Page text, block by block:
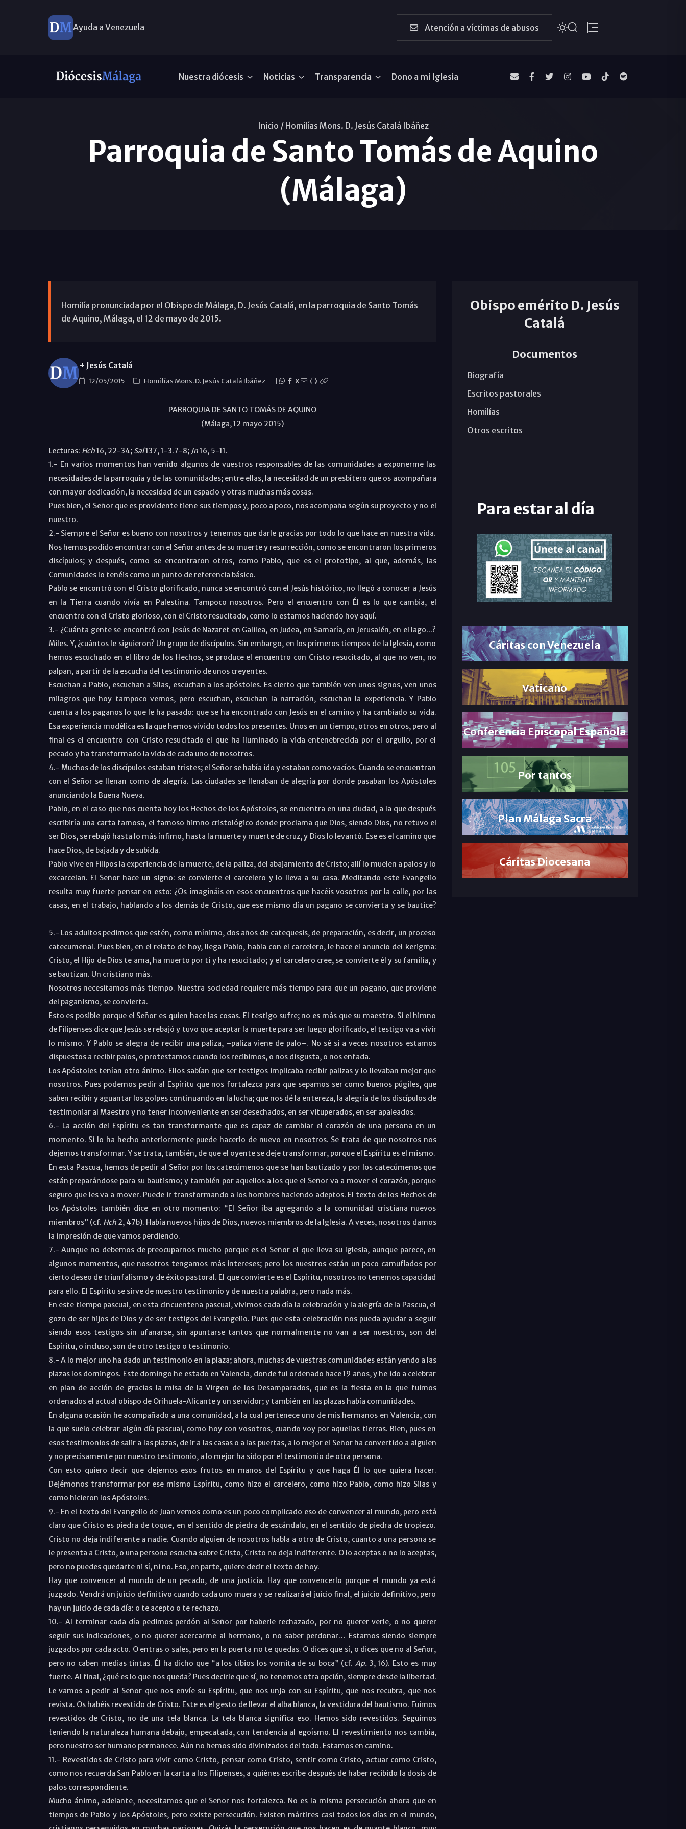
Ayuda a Venezuela Atención a víctimas de abusos
Nuestra diócesis Noticias Transparencia Dono a mi Iglesia
Inicio / Homilías Mons. D. Jesús Catalá Ibáñez
Parroquia de Santo Tomás de Aquino
(Málaga)
Homilía pronunciada por el Obispo de Málaga, D. Jesús Catalá, en la parroquia de Santo Tomás
de Aquino, Málaga, el 12 de mayo de 2015.
+ Jesús Catalá
12/05/2015 Homilías Mons. D. Jesús Catalá Ibáñez X
PARROQUIA DE SANTO TOMÁS DE AQUINO
(Málaga, 12 mayo 2015)
Lecturas: Hch16, 22-34; Sal137, 1-3.7-8; Jn16, 5-11.
1.- En varios momentos han venido algunos de vuestros responsables de las comunidades a exponerme las
necesidades de la parroquia y de las comunidades; entre ellas, la necesidad de un presbítero que os acompañara
con mayor dedicación, la necesidad de un espacio y otras muchas más cosas.
Pues bien, el Señor que es providente tiene sus tiempos y, poco a poco, nos acompaña según su proyecto y no el
nuestro.
2.- Siempre el Señor es bueno con nosotros y tenemos que darle gracias por todo lo que hace en nuestra vida.
Nos hemos podido encontrar con el Señor antes de su muerte y resurrección, como se encontraron los primeros
discípulos; y después, como se encontraron otros, como Pablo, que es el prototipo, al que, además, las
Comunidades lo tenéis como un punto de referencia básico.
Pablo se encontró con el Cristo glorificado, nunca se encontró con el Jesús histórico, no llegó a conocer a Jesús
en la Tierra cuando vivía en Palestina. Tampoco nosotros. Pero el encuentro con Él es lo que cambia, el
encuentro con el Cristo glorioso, con el Cristo resucitado, como lo estamos haciendo hoy aquí.
3.- ¿Cuánta gente se encontró con Jesús de Nazaret en Galilea, en Judea, en Samaría, en Jerusalén, en el lago...?
Miles. Y, ¿cuántos le siguieron? Un grupo de discípulos. Sin embargo, en los primeros tiempos de la Iglesia, como
hemos escuchado en el libro de los Hechos, se produce el encuentro con Cristo resucitado, al que no ven, no
palpan, a partir de la escucha del testimonio de unos creyentes.
Escuchan a Pablo, escuchan a Silas, escuchan a los apóstoles. Es cierto que también ven unos signos, ven unos
milagros que hoy tampoco vemos, pero escuchan, escuchan la narración, escuchan la experiencia. Y Pablo
cuenta a los paganos lo que le ha pasado: que se ha encontrado con Jesús en el camino y ha cambiado su vida.
Esa experiencia modélica es la que hemos vivido todos los presentes. Unos en un tiempo, otros en otros, pero al
final es el encuentro con Cristo resucitado el que ha iluminado la vida entenebrecida por el orgullo, por el
pecado y ha transformado la vida de cada uno de nosotros.
4.- Muchos de los discípulos estaban tristes; el Señor se había ido y estaban como vacíos. Cuando se encuentran
con el Señor se llenan como de alegría. Las ciudades se llenaban de alegría por donde pasaban los Apóstoles
anunciando la Buena Nueva.
Pablo, en el caso que nos cuenta hoy los Hechos de los Apóstoles, se encuentra en una ciudad, a la que después
escribiría una carta famosa, el famoso himno cristológico donde proclama que Dios, siendo Dios, no retuvo el
ser Dios, se rebajó hasta lo más ínfimo, hasta la muerte y muerte de cruz, y Dios lo levantó. Ese es el camino que
hace Dios, de bajada y de subida.
Pablo vive en Filipos la experiencia de la muerte, de la paliza, del abajamiento de Cristo; allí lo muelen a palos y lo
excarcelan. El Señor hace un signo: se convierte el carcelero y lo lleva a su casa. Meditando este Evangelio
resulta muy fuerte pensar en esto: ¿Os imagináis en esos encuentros que hacéis vosotros por la calle, por las
casas, en el trabajo, hablando a los demás de Cristo, que ese mismo día un pagano se convierta y se bautice?
5.- Los adultos pedimos que estén, como mínimo, dos años de catequesis, de preparación, es decir, un proceso
catecumenal. Pues bien, en el relato de hoy, llega Pablo, habla con el carcelero, le hace el anuncio del kerigma:
Cristo, el Hijo de Dios te ama, ha muerto por ti y ha resucitado; y el carcelero cree, se convierte él y su familia, y
se bautizan. Un cristiano más.
Nosotros necesitamos más tiempo. Nuestra sociedad requiere más tiempo para que un pagano, que proviene
del paganismo, se convierta.
Esto es posible porque el Señor es quien hace las cosas. El testigo sufre; no es más que su maestro. Si el himno
de Filipenses dice que Jesús se rebajó y tuvo que aceptar la muerte para ser luego glorificado, el testigo va a vivir
lo mismo. Y Pablo se alegra de recibir una paliza, –paliza viene de palo–. No sé si a veces nosotros estamos
dispuestos a recibir palos, o protestamos cuando los recibimos, o nos disgusta, o nos enfada.
Los Apóstoles tenían otro ánimo. Ellos sabían que ser testigos implicaba recibir palizas y lo llevaban mejor que
nosotros. Pues podemos pedir al Espíritu que nos fortalezca para que sepamos ser como buenos púgiles, que
saben recibir y aguantar los golpes continuando en la lucha; que nos dé la entereza, la alegría de los discípulos de
testimoniar al Maestro y no tener inconveniente en ser desechados, en ser vituperados, en ser apaleados.
6.- La acción del Espíritu es tan transformante que es capaz de cambiar el corazón de una persona en un
momento. Si lo ha hecho anteriormente puede hacerlo de nuevo en nosotros. Se trata de que nosotros nos
dejemos transformar. Y se trata, también, de que el oyente se deje transformar, porque el Espíritu es el mismo.
En esta Pascua, hemos de pedir al Señor por los catecúmenos que se han bautizado y por los catecúmenos que
están preparándose para su bautismo; y también por aquellos a los que el Señor va a mover el corazón, porque
seguro que les va a mover. Puede ir transformando a los hombres haciendo adeptos. El texto de los Hechos de
los Apóstoles también dice en otro momento: “El Señor iba agregando a la comunidad cristiana nuevos
miembros” (cf. Hch2, 47b). Había nuevos hijos de Dios, nuevos miembros de la Iglesia. A veces, nosotros damos
la impresión de que vamos perdiendo.
7.- Aunque no debemos de preocuparnos mucho porque es el Señor el que lleva su Iglesia, aunque parece, en
algunos momentos, que nosotros tengamos más intereses; pero los nuestros están un poco camuflados por
cierto deseo de triunfalismo y de éxito pastoral. El que convierte es el Espíritu, nosotros no tenemos capacidad
para ello. El Espíritu se sirve de nuestro testimonio y de nuestra palabra, pero nada más.
En este tiempo pascual, en esta cincuentena pascual, vivimos cada día la celebración y la alegría de la Pascua, el
gozo de ser hijos de Dios y de ser testigos del Evangelio. Pues que esta celebración nos pueda ayudar a seguir
siendo esos testigos sin ufanarse, sin apuntarse tantos que normalmente no van a ser nuestros, son del
Espíritu, o incluso, son de otro testigo o testimonio.
8.- A lo mejor uno ha dado un testimonio en la plaza; ahora, muchas de vuestras comunidades están yendo a las
plazas los domingos. Este domingo he estado en Valencia, donde fui ordenado hace 19 años, y he ido a celebrar
en plan de acción de gracias la misa de la Virgen de los Desamparados, que es la fiesta en la que fuimos
ordenados el actual obispo de Orihuela-Alicante y un servidor; y también en las plazas había comunidades.
En alguna ocasión he acompañado a una comunidad, a la cual pertenece uno de mis hermanos en Valencia, con
la que suelo celebrar algún día pascual, como hoy con vosotros, cuando voy por aquellas tierras. Bien, pues en
esos testimonios de salir a las plazas, de ir a las casas o a las puertas, a lo mejor el Señor ha convertido a alguien
y no precisamente por nuestro testimonio, a lo mejor ha sido por el testimonio de otra persona.
Con esto quiero decir que dejemos esos frutos en manos del Espíritu y que haga Él lo que quiera hacer.
Dejémonos transformar por ese mismo Espíritu, como hizo el carcelero, como hizo Pablo, como hizo Silas y
como hicieron los Apóstoles.
9.- En el texto del Evangelio de Juan vemos como es un poco complicado eso de convencer al mundo, pero está
claro que Cristo es piedra de toque, en el sentido de piedra de escándalo, en el sentido de piedra de tropiezo.
Cristo no deja indiferente a nadie. Cuando alguien de nosotros habla a otro de Cristo, cuanto a una persona se
le presenta a Cristo, o una persona escucha sobre Cristo, Cristo no deja indiferente. O lo aceptas o no lo aceptas,
pero no puedes quedarte ni sí, ni no. Eso, en parte, quiere decir el texto de hoy.
Hay que convencer al mundo de un pecado, de una justicia. Hay que convencerlo porque el mundo ya está
juzgado. Vendrá un juicio definitivo cuando cada uno muera y se realizará el juicio final, el juicio definitivo, pero
hay un juicio de cada día: o te acepto o te rechazo.
10.- Al terminar cada día pedimos perdón al Señor por haberle rechazado, por no querer verle, o no querer
seguir sus indicaciones, o no querer acercarme al hermano, o no saber perdonar… Estamos siendo siempre
juzgados por cada acto. O entras o sales, pero en la puerta no te quedas. O dices que sí, o dices que no al Señor,
pero no caben medias tintas. Él ha dicho que “a los tibios los vomita de su boca” (cf.Ap. 3, 16). Esto es muy
fuerte. Al final, ¿qué es lo que nos queda? Pues decirle que sí, no tenemos otra opción, siempre desde la libertad.
Le vamos a pedir al Señor que nos envíe su Espíritu, que nos unja con su Espíritu, que nos recubra, que nos
revista. Os habéis revestido de Cristo. Este es el gesto de llevar el alba blanca, la vestidura del bautismo. Fuimos
revestidos de Cristo, no de una tela blanca. La tela blanca significa eso. Hemos sido revestidos. Seguimos
teniendo la naturaleza humana debajo, empecatada, con tendencia al egoísmo. El revestimiento nos cambia,
pero nuestro ser humano permanece. Aún no hemos sido divinizados del todo. Estamos en camino.
11.- Revestidos de Cristo para vivir como Cristo, pensar como Cristo, sentir como Cristo, actuar como Cristo,
como nos recuerda San Pablo en la carta a los Filipenses, a quiénes escribe después de haber recibido la dosis de
palos correspondiente.
Mucho ánimo, adelante, necesitamos que el Señor nos fortalezca. No es la misma persecución ahora que en
tiempos de Pablo y los Apóstoles, pero existe persecución. Existen mártires casi todos los días en el mundo,
Obispo emérito D. Jesús
Catalá
Documentos
Biografía
Escritos pastorales
Homilías
Otros escritos
Para estar al día
Cáritas con Venezuela
Vaticano
Conferencia Episcopal Española
Por tantos
Plan Málaga Sacra
Cáritas Diocesana